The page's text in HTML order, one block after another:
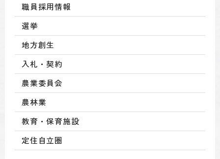
職員採用情報
選挙
地方創生
入札・契約
農業委員会
農林業
教育・保育施設
定住自立圏